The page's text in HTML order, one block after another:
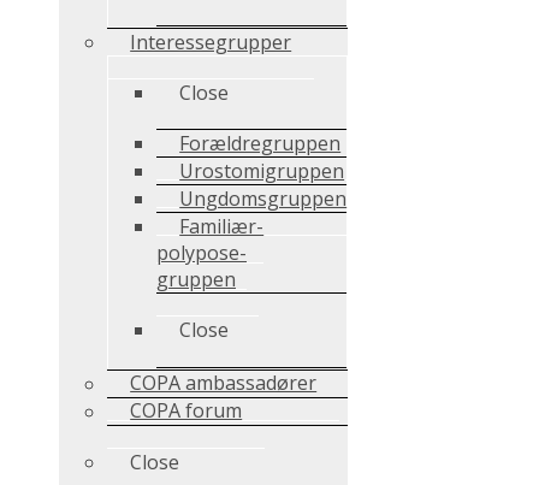
Interessegrupper
Close
Forældregruppen
Urostomigruppen
Ungdomsgruppen
Familiær-
polypose-
gruppen
Close
COPA ambassadører
COPA forum
Close